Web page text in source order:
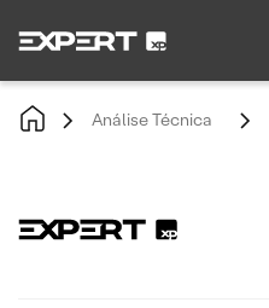
Análise Técnica